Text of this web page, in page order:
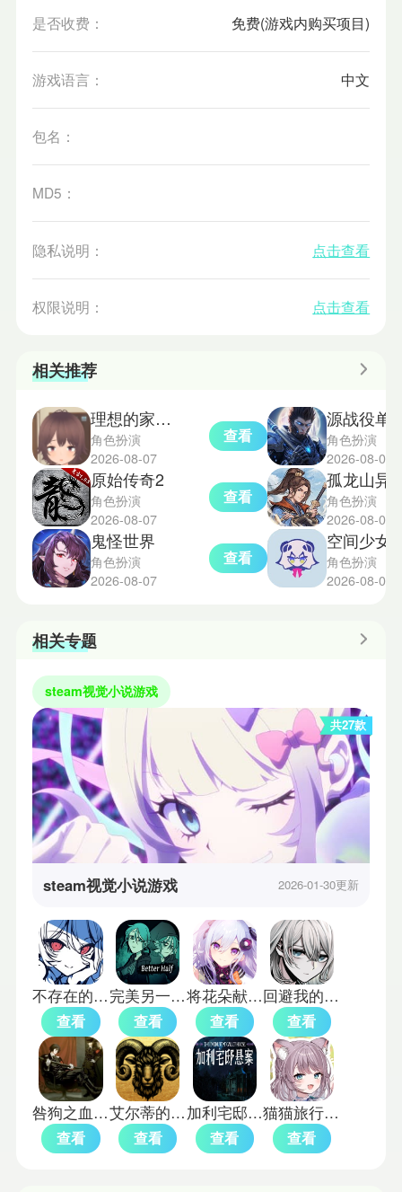
是否收费： 免费(游戏内购买项目)
游戏语言： 中文
包名：
MD5：
隐私说明： 点击查看
权限说明： 点击查看
相关推荐
理想的家里蹲生活正式版
角色扮演
2026-08-07
查看
原始传奇2
角色扮演
2026-08-07
查看
鬼怪世界
角色扮演
2026-08-07
查看
角色扮演
2026-08-07
角色扮演
2026-08-07
角色扮演
2026-08-07
相关专题
steam视觉小说游戏
共27款
steam视觉小说游戏 2026-01-30更新
不存在的你和我完整版
查看
完美另一半中文版
查看
将花朵献与你汉化版游戏
查看
回避我的死亡结局移植版
查看
咎狗之血汉化版
查看
艾尔蒂的晚宴
查看
加利宅邸悬案
查看
猫猫旅行社欢迎你
查看